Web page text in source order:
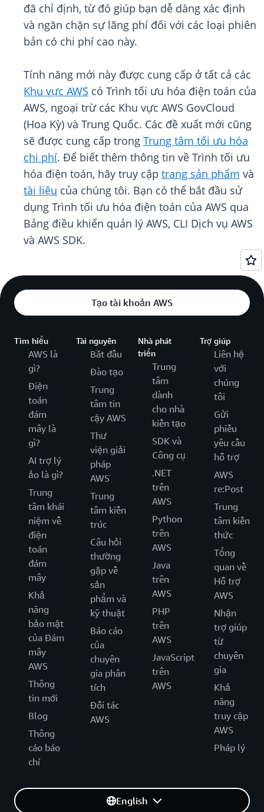
đã chỉ định, từ đó giúp bạn dễ dàng xác định
và ngăn chặn sự lãng phí đối với các loại phiên
bản có chi phí cao này.
Tính năng mới này được cung cấp ở tất cả các
Khu vực AWS có Trình tối ưu hóa điện toán của
AWS, ngoại trừ các Khu vực AWS GovCloud
(Hoa Kỳ) và Trung Quốc. Các đề xuất mới cũng
sẽ được cung cấp trong Trung tâm tối ưu hóa
chi phí. Để biết thêm thông tin về Trình tối ưu
hóa điện toán, hãy truy cập trang sản phẩm và
tài liệu của chúng tôi. Bạn có thể bắt đầu sử
dụng Trình tối ưu hóa điện toán của AWS qua
Bảng điều khiển quản lý AWS, CLI Dịch vụ AWS
và AWS SDK.
Tạo tài khoản AWS
Tìm hiểu
AWS là
gì?
Điện
toán
đám
mây là
gì?
AI trợ lý
ảo là gì?
Trung
tâm khái
niệm về
điện
toán
đám
mây
Khả
năng
bảo mật
của Đám
mây
AWS
Thông
tin mới
Blog
Thông
cáo báo
chí
Tài nguyên
Bắt đầu
Đào tạo
Trung
tâm tin
cậy AWS
Thư
viện giải
pháp
AWS
Trung
tâm kiến
trúc
Câu hỏi
thường
gặp về
sản
phẩm và
kỹ thuật
Báo cáo
của
chuyên
gia phân
tích
Đối tác
AWS
Nhà phát
triển
Trung
tâm
dành
cho nhà
kiến tạo
SDK và
Công cụ
.NET
trên
AWS
Python
trên
AWS
Java
trên
AWS
PHP
trên
AWS
JavaScript
trên
AWS
Trợ giúp
Liên hệ
với
chúng
tôi
Gửi
phiếu
yêu cầu
hỗ trợ
AWS
re:Post
Trung
tâm kiến
thức
Tổng
quan về
Hỗ trợ
AWS
Nhận
trợ giúp
từ
chuyên
gia
Khả
năng
truy cập
AWS
Pháp lý
English